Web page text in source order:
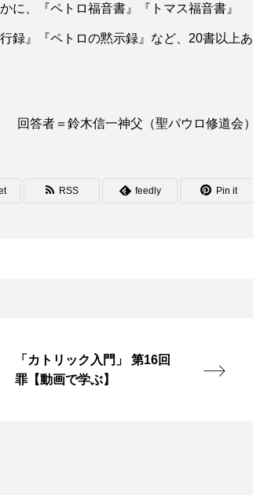
に、『ペトロ福音書』『トマス福音書』
録』『ペトロの黙示録』など、20書以上あ
回答者＝鈴木信一神父（聖パウロ修道会）
RSS feedly Pin it
「カトリック入門」 第16回
罪【動画で学ぶ】